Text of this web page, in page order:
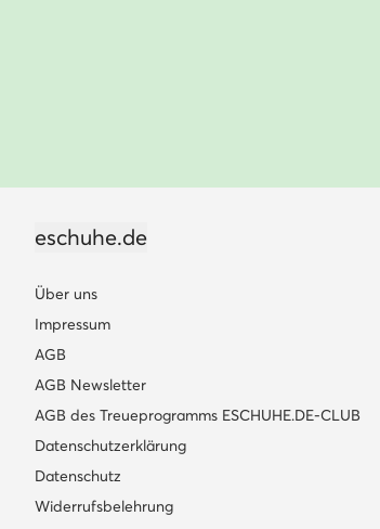
eschuhe.de
Über uns
Impressum
AGB
AGB Newsletter
AGB des Treueprogramms ESCHUHE.DE-CLUB
Datenschutzerklärung
Datenschutz
Widerrufsbelehrung